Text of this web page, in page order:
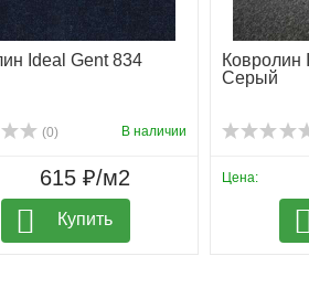
Ideal Gent 834
(0) В наличии
615 ₽/м2
Купить
Ковролин
Серый
Цена: